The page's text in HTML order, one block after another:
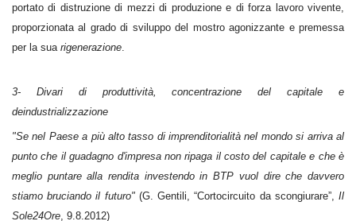
portato di distruzione di mezzi di produzione e di forza lavoro vivente,
proporzionata al grado di sviluppo del mostro agonizzante e premessa
per la sua rigenerazione
3- Divari di produttività, concentrazione del capitale e
deindustrializzazione
"Se nel Paese a più alto tasso di imprenditorialità nel mondo si arriva al
punto che il guadagno d'impresa non ripaga il costo del capitale e che è
meglio puntare alla rendita investendo in BTP vuol dire che davvero
stiamo bruciando il futuro" (G. Gentili, “Cortocircuito da scongiurare”,Il
Sole24Ore, 9.8.2012)